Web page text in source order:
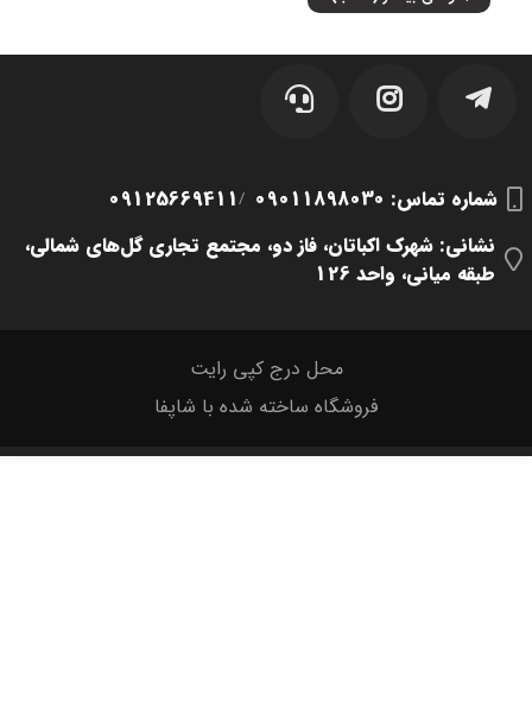
شماره تماس‌: 09011898030 /
09125669411
نشانی: شهرک اکباتان، فاز دو، مجتمع تجاری گل‌های شمالی،
طبقه میانی، واحد 126
محل درج کپی رایت
فروشگاه ساخته شده با شاپفا